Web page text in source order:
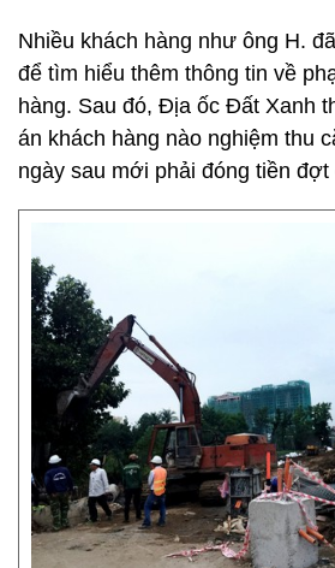
Nhiều khách hàng như ông H.
để tìm hiểu thêm thông tin về
hàng. Sau đó, Địa ốc Đất Xanh
án khách hàng nào nghiệm thu
ngày sau mới phải đóng tiền